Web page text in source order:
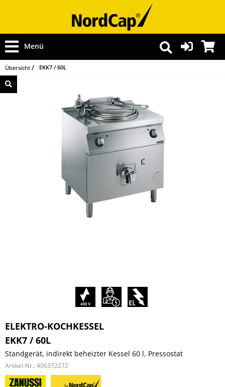
Menü
Übersicht EKK7 / 60L
ELEKTRO-KOCHKESSEL
EKK7 / 60L
Standgerät, indirekt beheizter Kessel 60 l, Pressostat
Artikel-Nr.: 406372272